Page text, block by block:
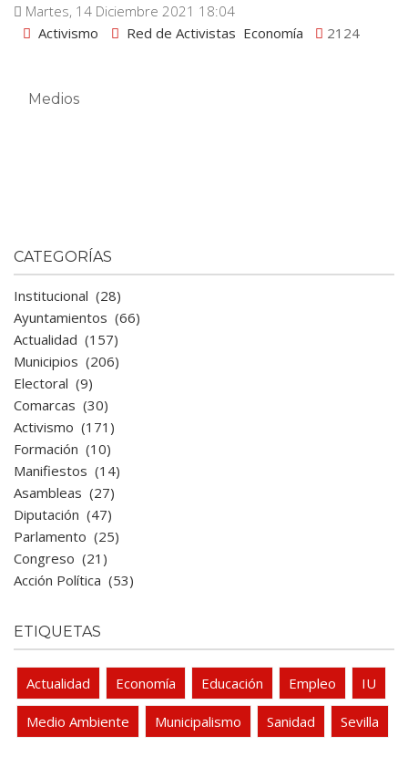
Martes, 14 Diciembre 2021 18:04
Activismo
Red de Activistas Economía 2124
Medios
CATEGORÍAS
Institucional (28)
Ayuntamientos (66)
Actualidad (157)
Municipios (206)
Electoral (9)
Comarcas (30)
Activismo (171)
Formación (10)
Manifiestos (14)
Asambleas (27)
Diputación (47)
Parlamento (25)
Congreso (21)
Acción Política (53)
ETIQUETAS
Actualidad Economía Educación Empleo IU
Medio Ambiente Municipalismo Sanidad Sevilla